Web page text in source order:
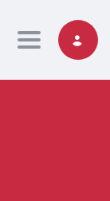
Toggle